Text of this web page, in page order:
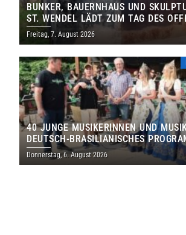
BUNKER, BAUERNHAUS UND
ST. WENDEL LÄDT ZUM TAG DES
DENKMALS EIN
Freitag, 7. August 2026
40 JUNGE MUSIKERINNEN UND
DEUTSCH-BRASILIANISCHES
THOLEY
Donnerstag, 6. August 2026